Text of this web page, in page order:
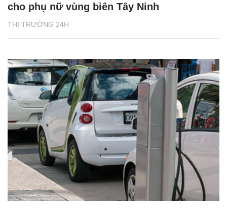
THỊ TRƯỜNG 24H
cho phụ nữ vùng biên Tây Ninh